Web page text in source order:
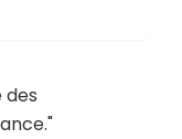
des
."